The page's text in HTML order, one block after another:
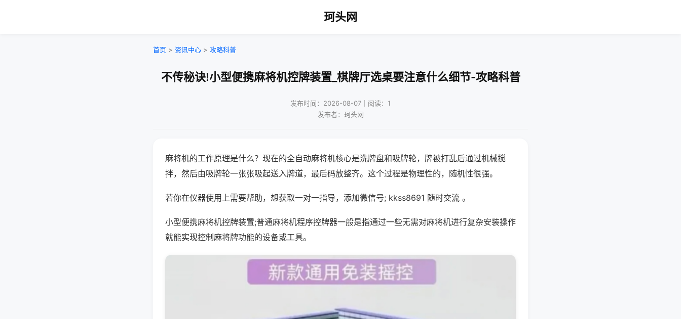
珂头网
首页 > 资讯中心 > 攻略科普
不传秘诀!小型便携麻将机控牌装置_棋牌厅选桌要注意什么细节-攻略科普
发布时间：2026-08-07｜阅读：1
发布者：珂头网
麻将机的工作原理是什么？现在的全自动麻将机核心是洗牌盘和吸牌轮，牌被打乱后通过机械搅
拌，然后由吸牌轮一张张吸起送入牌道，最后码放整齐。这个过程是物理性的，随机性很强。
若你在仪器使用上需要帮助，想获取一对一指导，添加微信号; kkss8691 随时交流 。
小型便携麻将机控牌装置;普通麻将机程序控牌器一般是指通过一些无需对麻将机进行复杂安装操作
就能实现控制麻将牌功能的设备或工具。